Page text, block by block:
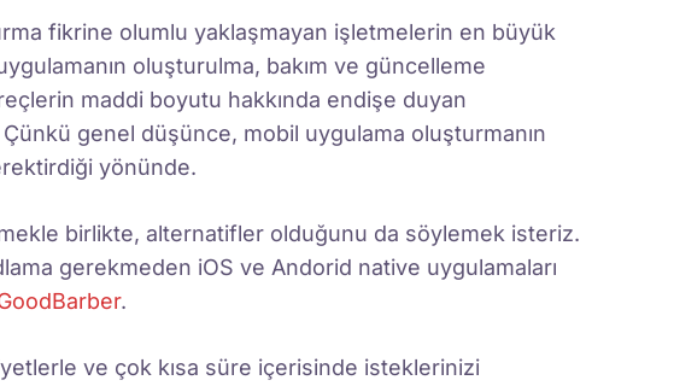
fikrine olumlu yaklaşmayan işletmelerin en büyük
oluşturulma, bakım ve güncelleme
maddi boyutu hakkında endişe duyan
genel düşünce, mobil uygulama oluşturmanın
yönünde.
birlikte, alternatifler olduğunu da söylemek isteriz.
gerekmeden iOS ve Andorid native uygulamaları
.
ve çok kısa süre içerisinde isteklerinizi